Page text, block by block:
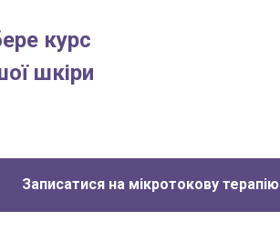
курс
шкіри
Записатися на мікротокову терапію